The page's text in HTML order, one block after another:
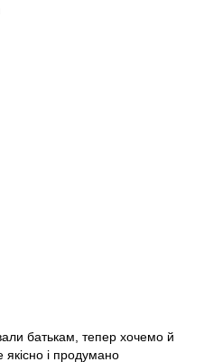
батькам, тепер хочемо й
якісно і продумано